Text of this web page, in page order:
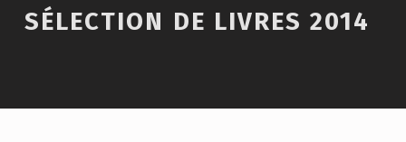
SÉLECTION DE LIVRES 2014